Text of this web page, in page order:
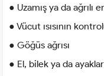
● Uzamış ya da ağrılı
● Vücut ısısının
● Göğüs ağrısı
● El, bilek ya da